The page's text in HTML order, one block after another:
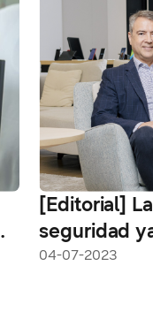
[Editorial]
seguridad
hogares
04-07-2023